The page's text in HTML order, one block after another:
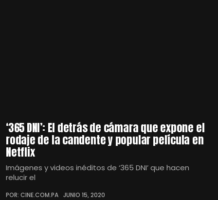
‘365 DNI’: El detrás de cámara que expone el
rodaje de la candente y popular película en
Netflix
Imágenes y videos inéditos de ‘365 DNI’ que hacen
relucir el
POR: CINE.COM.PA JUNIO 15, 2020